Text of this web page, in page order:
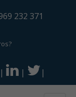
232 371
| | |